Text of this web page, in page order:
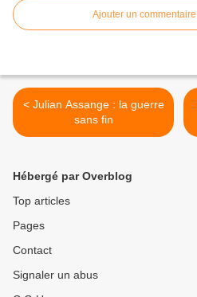
Ajouter un commentaire
< Julian Assange : la guerre
sans fin
Hébergé par Overblog
Top articles
Pages
Contact
Signaler un abus